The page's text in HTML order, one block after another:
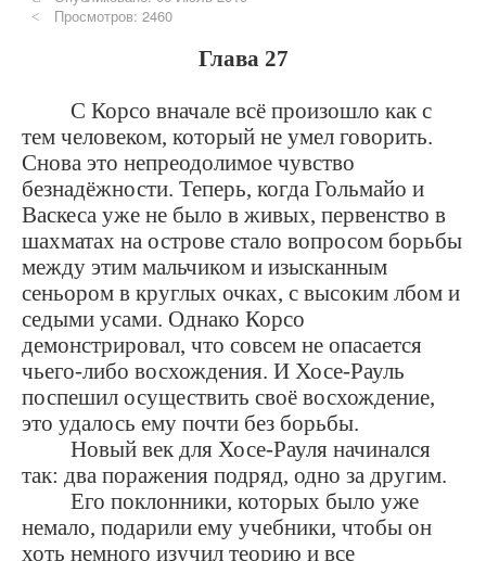
Заметки
Просмотров: 2460
Глава 27
С Корсо вначале всё произошло как с
тем человеком, который не умел говорить.
Снова это непреодолимое чувство
безнадёжности. Теперь, когда Гольмайо и
Васкеса уже не было в живых, первенство в
шахматах на острове стало вопросом борьбы
между этим мальчиком и изысканным
сеньором в круглых очках, с высоким лбом и
седыми усами. Однако Корсо
демонстрировал, что совсем не опасается
чьего-либо восхождения. И Хосе-Рауль
поспешил осуществить своё восхождение,
это удалось ему почти без борьбы.
Новый век для Хосе-Рауля начинался
так: два поражения подряд, одно за другим.
Его поклонники, которых было уже
немало, подарили ему учебники, чтобы он
хоть немного изучил теорию и все